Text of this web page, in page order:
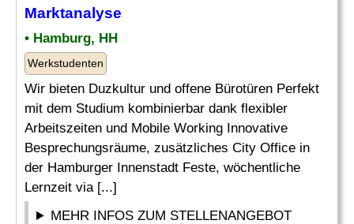
Marktanalyse
• Hamburg, HH
Werkstudenten
Wir bieten Duzkultur und offene Bürotüren Perfekt
mit dem Studium kombinierbar dank flexibler
Arbeitszeiten und Mobile Working Innovative
Besprechungsräume, zusätzliches City Office in
der Hamburger Innenstadt Feste, wöchentliche
Lernzeit via [...]
MEHR INFOS ZUM STELLENANGEBOT